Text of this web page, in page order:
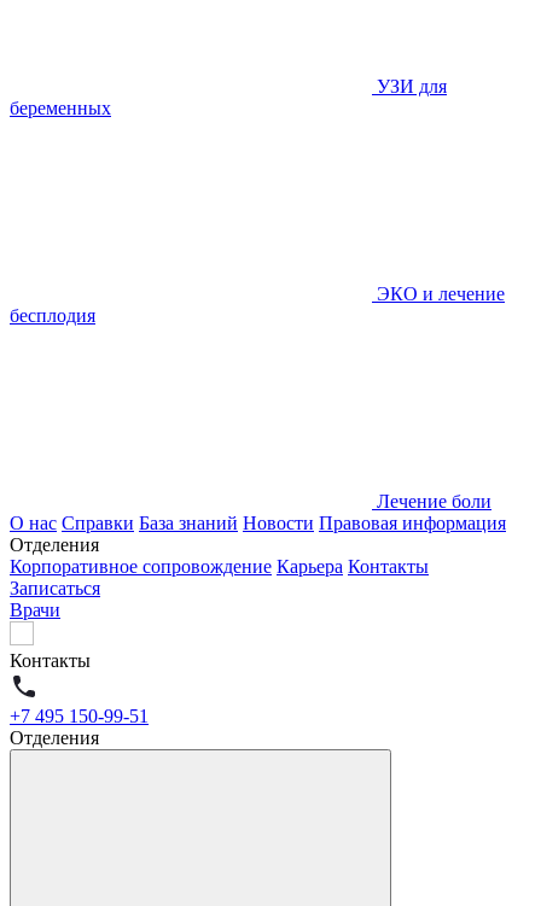
УЗИ для
беременных
ЭКО и лечение
бесплодия
Лечение боли
О нас Справки База знаний Новости Правовая информация
Отделения
Корпоративное сопровождение Карьера Контакты
Записаться
Врачи
Контакты
+7 495 150-99-51
Отделения